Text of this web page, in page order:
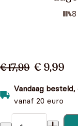
8
€ 17,99 € 9,99
Vandaag besteld,
vanaf 20 euro